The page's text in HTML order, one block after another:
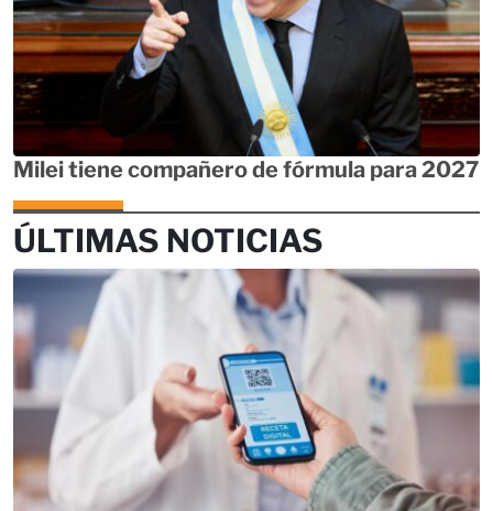
Milei tiene compañero de fórmula para 2027
ÚLTIMAS NOTICIAS